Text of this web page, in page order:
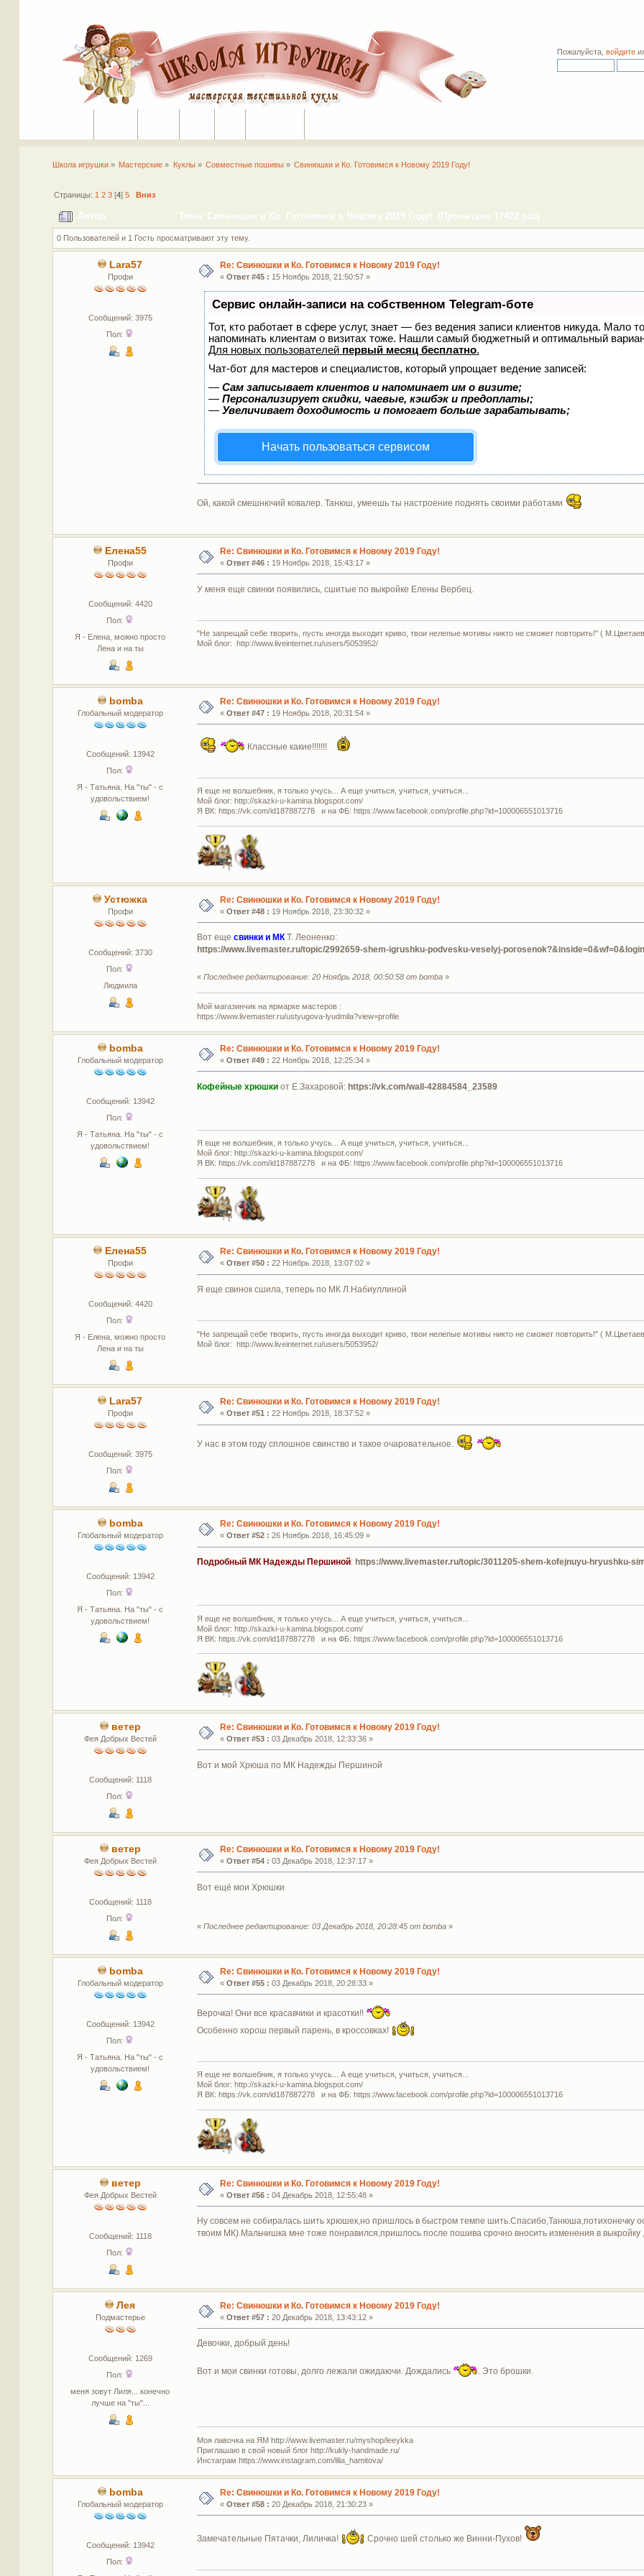
Пожалуйста,войдите
Школа игрушки » Мастерские » Куклы» Совместные пошивы » Свинюшки и Ко. Готовимся к Новому 2019 Году!
Страницы: 1 2 3 [4]5 Вниз
Автор Тема: Свинюшки и Ко. Готовимся к Новому 2019 Году! (Прочитано 17422 раз)
0 Пользователей и 1 Гость просматривают эту тему.
Lara57
Профи
Сообщений: 3975
Пол:
Re: Свинюшки и Ко. Готовимся к Новому 2019 Году!
« Ответ #45 : 15 Ноябрь 2018, 21:50:57 »
Сервис онлайн-записи на собственном Telegram-боте
Тот, кто работает в сфере услуг, знает — без ведения записи клиентов никуда. Мало
напоминать клиентам о визитах тоже. Нашли самый бюджетный и оптимальный
Для новых пользователей первый месяц бесплатно.
Чат-бот для мастеров и специалистов, который упрощает ведение записей:
— Сам записывает клиентов и напоминает им о визите;
— Персонализирует скидки, чаевые, кэшбэк и предоплаты;
— Увеличивает доходимость и помогает больше зарабатывать;
Начать пользоваться сервисом
Ой, какой смешнючий ковалер. Танюш, умеешь ты настроение поднять своими работами
Елена55
Профи
Сообщений: 4420
Пол:
Я - Елена, можно просто
Лена и на ты
Re: Свинюшки и Ко. Готовимся к Новому 2019 Году!
« Ответ #46 : 19 Ноябрь 2018, 15:43:17 »
У меня еще свинки появились, сшитые по выкройке Елены Вербец.
"Не запрещай себе творить, пусть иногда выходит криво, твои нелепые мотивы никто не сможет повторить!" (
Мой блог: http://www.liveinternet.ru/users/5053952/
bomba
Глобальный модератор
Сообщений: 13942
Пол:
Я - Татьяна. На "ты" - с
удовольствием!
Re: Свинюшки и Ко. Готовимся к Новому 2019 Году!
« Ответ #47 : 19 Ноябрь 2018, 20:31:54 »
Классные какие!!!!!!!
Я еще не волшебник, я только учусь... А еще учиться, учиться, учиться...
Мой блог: http://skazki-u-kamina.blogspot.com/
Я ВК: https://vk.com/id187887278 и на ФБ: https://www.facebook.com/profile.php?id=100006551013716
Устюжка
Профи
Сообщений: 3730
Пол:
Людмила
Re: Свинюшки и Ко. Готовимся к Новому 2019 Году!
« Ответ #48 : 19 Ноябрь 2018, 23:30:32 »
Вот еще свинки и МКТ. Леоненко:
https://www.livemaster.ru/topic/2992659-shem-igrushku-podvesku-veselyj-
« Последнее редактирование: 20 Ноябрь 2018, 00:50:58 от bomba»
Мой магазинчик на ярмарке мастеров :
https://www.livemaster.ru/ustyugova-lyudmila?view=profile
bomba
Глобальный модератор
Сообщений: 13942
Пол:
Я - Татьяна. На "ты" - с
удовольствием!
Re: Свинюшки и Ко. Готовимся к Новому 2019 Году!
« Ответ #49 : 22 Ноябрь 2018, 12:25:34 »
Кофейные хрюшкиот Е.Захаровой: https://vk.com/wall-42884584_23589
Я еще не волшебник, я только учусь... А еще учиться, учиться, учиться...
Мой блог: http://skazki-u-kamina.blogspot.com/
Я ВК: https://vk.com/id187887278 и на ФБ: https://www.facebook.com/profile.php?id=100006551013716
Елена55
Профи
Сообщений: 4420
Пол:
Я - Елена, можно просто
Лена и на ты
Re: Свинюшки и Ко. Готовимся к Новому 2019 Году!
« Ответ #50 : 22 Ноябрь 2018, 13:07:02 »
Я еще свинок сшила, теперь по МК Л.Набиуллиной
"Не запрещай себе творить, пусть иногда выходит криво, твои нелепые мотивы никто не сможет повторить!" (
Мой блог: http://www.liveinternet.ru/users/5053952/
Lara57
Профи
Сообщений: 3975
Пол:
Re: Свинюшки и Ко. Готовимся к Новому 2019 Году!
« Ответ #51 : 22 Ноябрь 2018, 18:37:52 »
У нас в этом году сплошное свинство и такое очаровательное.
bomba
Глобальный модератор
Сообщений: 13942
Пол:
Я - Татьяна. На "ты" - с
удовольствием!
Re: Свинюшки и Ко. Готовимся к Новому 2019 Году!
« Ответ #52 : 26 Ноябрь 2018, 16:45:09 »
Подробный МК Надежды Першиной: https://www.livemaster.ru/topic/3011205-shem-kofejnuyu-hryushku-
Я еще не волшебник, я только учусь... А еще учиться, учиться, учиться...
Мой блог: http://skazki-u-kamina.blogspot.com/
Я ВК: https://vk.com/id187887278 и на ФБ: https://www.facebook.com/profile.php?id=100006551013716
ветер
Фея Добрых Вестей
Сообщений: 1118
Пол:
Re: Свинюшки и Ко. Готовимся к Новому 2019 Году!
« Ответ #53 : 03 Декабрь 2018, 12:33:36 »
Вот и мой Хрюша по МК Надежды Першиной
ветер
Фея Добрых Вестей
Сообщений: 1118
Пол:
Re: Свинюшки и Ко. Готовимся к Новому 2019 Году!
« Ответ #54 : 03 Декабрь 2018, 12:37:17 »
Вот ещё мои Хрюшки
« Последнее редактирование: 03 Декабрь 2018, 20:28:45 от bomba»
bomba
Глобальный модератор
Сообщений: 13942
Пол:
Я - Татьяна. На "ты" - с
удовольствием!
Re: Свинюшки и Ко. Готовимся к Новому 2019 Году!
« Ответ #55 : 03 Декабрь 2018, 20:28:33 »
Верочка! Они все красавчики и красотки!!
Особенно хорош первый парень, в кроссовках!
Я еще не волшебник, я только учусь... А еще учиться, учиться, учиться...
Мой блог: http://skazki-u-kamina.blogspot.com/
Я ВК: https://vk.com/id187887278 и на ФБ: https://www.facebook.com/profile.php?id=100006551013716
ветер
Фея Добрых Вестей
Сообщений: 1118
Пол:
Re: Свинюшки и Ко. Готовимся к Новому 2019 Году!
« Ответ #56 : 04 Декабрь 2018, 12:55:48 »
Ну совсем не собиралась шить хрюшек,но пришлось в быстром темпе шить.Спасибо,Танюша,потихонечку
твоим МК).Мальчишка мне тоже понравился,пришлось после пошива срочно вносить изменения в выкройку
Лея
Подмастерье
Сообщений: 1269
Пол:
меня зовут Лиля... конечно
лучше на "ты"...
Re: Свинюшки и Ко. Готовимся к Новому 2019 Году!
« Ответ #57 : 20 Декабрь 2018, 13:43:12 »
Девочки, добрый день!
Вот и мои свинки готовы, долго лежали ожидаючи. Дождались . Это брошки.
Моя лавочка на ЯМ http://www.livemaster.ru/myshop/leeykka
Приглашаю в свой новый блог http://kukly-handmade.ru/
Инстаграм https://www.instagram.com/lilia_hamitova/
bomba
Глобальный модератор
Сообщений: 13942
Пол:
Re: Свинюшки и Ко. Готовимся к Новому 2019 Году!
« Ответ #58 : 20 Декабрь 2018, 21:30:23 »
Замечательные Пятачки, Лиличка! Срочно шей столько же Винни-Пухов!